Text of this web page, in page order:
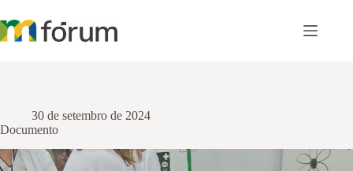
para
o
30 de setembro de 2024
Documento